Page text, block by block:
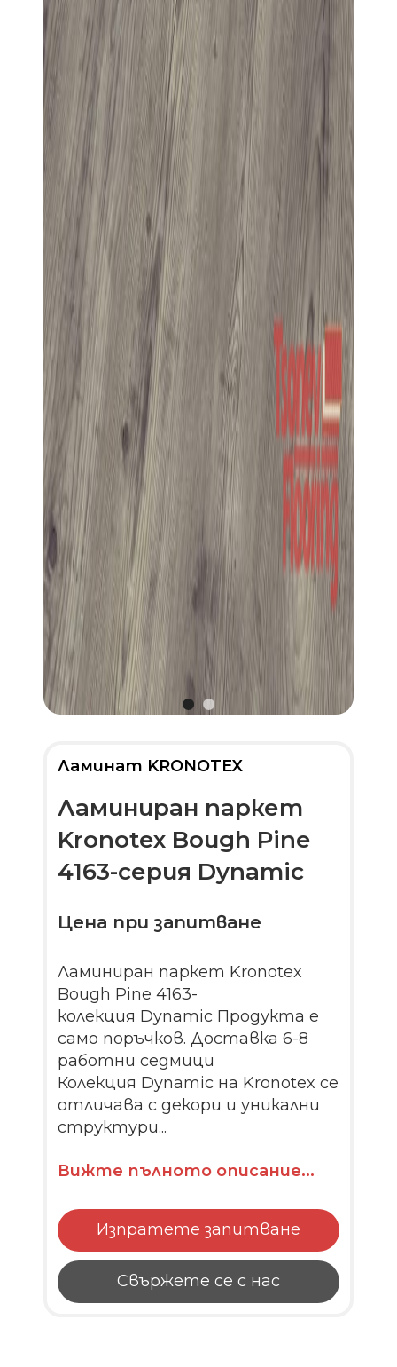
Ламинат KRONOTEX
Ламиниран паркет
Kronotex Bough Pine
4163-серия Dynamic
Цена при запитване
Ламиниран паркет Kronotex
Bough Pine 4163-
колекция Dynamic Продукта е
само поръчков. Доставка 6-8
работни седмици
Колекция Dynamic на Kronotex се
отличава с декори и уникални
структури...
Вижте пълното описание...
Изпратете запитване
Свържете се с нас